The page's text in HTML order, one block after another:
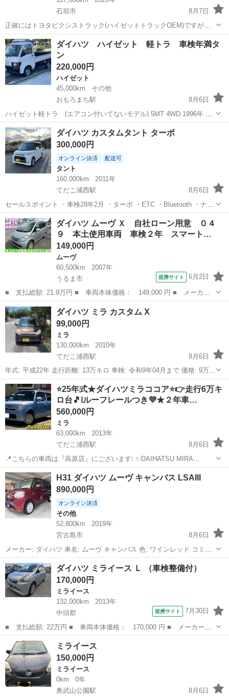
石垣市
8月7日
正確にはトヨタピクシストラック(ハイゼットトラックOEM)ですが、
ハイゼットトラックと全く同じ仕様です。4速ATです。 家庭用100Vコ
ンセントに挿せば、エンジンを掛けなくても冷凍機が使用できるた
め、キャンプ、移動販売、冷凍...
沖縄 石垣市 ハイゼット
ダイハツ ハイゼット 軽トラ 車検年満タ
ン
220,000円
ハイゼット
45,000km
その他
おもろまち駅
8月6日
ハイゼット軽トラ (エアコン付いてないモデル) 5MT 4WD 1996年 傷
汚れ錆あります。 年式は1996年走行4万5千キロでかなり調子いいで
す。 ヘッドライト 新品です。 現車確認場所は安里になります。
現...
沖縄 那覇市 おもろまち駅 ハイゼット
ダイハツ カスタムタント ターボ
300,000円
オンライン決済 配送可
タント
160,000km
2011年
てだこ浦西駅
8月6日
セールスポイント ・車検28年2月 ・ターボ ・ETC ・Bluetooth ・ナビ
・本州から持ってきました ・サビなし
沖縄 うるま市 てだこ浦西駅 タント ターボ
ダイハツ ムーヴ Ｘ 自社ローン用意 ０４
９ 本土使用車両 車検２年 スマート…
149,000円
ムーヴ
60,500km
2007年
うるま市
提携サイト 6月2日
■ 支払総額: 21.9万円 ■ 車両本体価格： 149,000 円 ■ メーカー
名： ダイハツ ■ 車種名： ムーヴ ■ グレード名： Ｘ 自社ロ
ーン用意 ０４９ 本土使用車両 車検２年 スマートキー タイミ
ングチェーン...
沖縄 うるま市
ダイハツ ミラ カスタム X
99,000円
ミラ
130,000km
2010年
てだこ浦西駅
8月6日
年式: 平成22年 走行距離: 13万キロ 車検: 令和9年04月まで 価格: 9万9
千円 車両場所: 沖縄県中頭郡北中城村
沖縄 沖縄市 てだこ浦西駅
⭐25年式★ダイハツミラココア⭐👉走行6万キ
ロ台🎵❕ルーフレールつき💜★２年車…
560,000円
ミラ
63,000km
2013年
てだこ浦西駅
8月6日
📍こちらの車両は『高原店』にございます❕ ✨DAIHATSU MIRA
COCOA✨ココアプラスXスペシャルコーデ✨ 👉大人気モデル🎵パステ
ルブルーがとっても可愛い低走行車です💙❕ 年式 ２０１３年式 走
行 63...
沖縄 沖縄市 てだこ浦西駅 ミラ
H31 ダイハツ ムーヴ キャンバス LSAIII
890,000円
オンライン決済
その他
52,800km
2019年
宮古島市
8月6日
メーカー: ダイハツ 車名: ムーヴ キャンバス 色: ワインレッド コミコ
ミ価格: 89万円 年式: H27年式 走行: 5.2万キロ 車検: ２年付 保証: ３ヶ
月 装備仕...
沖縄 宮古島市 AUX
ダイハツ ミライース Ｌ （車検整備付）
170,000円
ミライース
132,000km
2013年
中頭郡
提携サイト 7月30日
■ 支払総額: 22万円 ■ 車両本体価格： 170,000 円 ■ メーカー
名： ダイハツ ■ 車種名： ミライース ■ グレード名： Ｌ ■
排気量： 660cc ■ ドア枚数： 5D ■ ミッション： CVT ■ 店...
沖縄 中頭郡 ミライース
ミライース
150,000円
ミライース
0km
0年
奥武山公園駅
8月6日